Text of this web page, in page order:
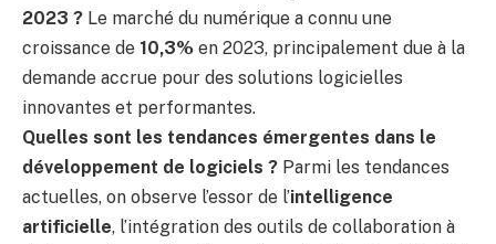
2023 ? Le marché du numérique a connu une
croissance de 10,3% en 2023, principalement due à la
demande accrue pour des solutions logicielles
innovantes et performantes.
Quelles sont les tendances émergentes dans le
développement de logiciels ? Parmi les tendances
actuelles, on observe l’essor de l’intelligence
artificielle, l’intégration des outils de collaboration à